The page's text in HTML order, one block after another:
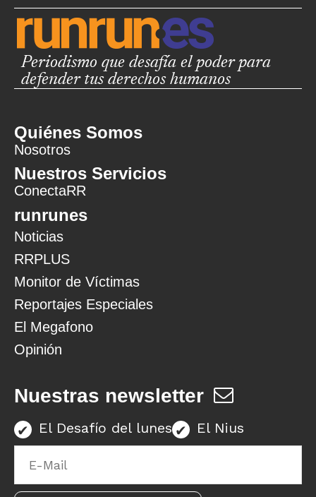
Periodismo que desafía el poder para
defender tus derechos humanos
Quiénes Somos
Nosotros
Nuestros Servicios
ConectaRR
runrunes
Noticias
RRPLUS
Monitor de Víctimas
Reportajes Especiales
El Megafono
Opinión
Nuestras newsletter
El Desafío del lunes El Nius